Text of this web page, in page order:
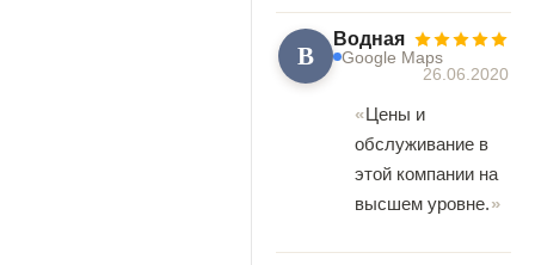
В Водная
Google Maps
26.06.2020
Цены и
обслуживание в
этой компании на
высшем уровне.